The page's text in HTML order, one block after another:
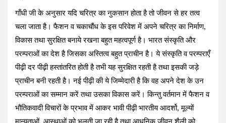
गाँधी जी के अनुसार यदि चरित्र का नुकसान होता है तो जीवन से हर तत्व
चला जाता है। फैशन व चकाचौंध के इस परिवेश में अपने चरित्र का निर्माण,
विकास तथा सुरक्षित बनाये रखना बहुत महत्वपूर्ण है। भारत संस्कृति और
परम्पराओं का देश है जिसका अस्तित्व बहुत प्राचीन है। ये संस्कृति व परम्पराएँ
पीढ़ी दर पीढ़ी हस्तांतरित होती है तभी यह सुरक्षित रहती है तथा इसकी जड़े
प्राचीन बनी रहती है। नई पीढ़ी की ये जिम्मेदारी है कि वह अपने देश के उन
परम्पराओं का सम्मान करें तथा उसका विकास करें। किन्तु वर्तमान में फैशन व
भौतिकवादी विचारों के प्रभाव में आकर भावी पीढ़ी भारतीय आदर्शो, मूल्यों
मान्यताओं, आस्थाओं को भूलती जा रही है तथा आधुनिक जीवन शैली को